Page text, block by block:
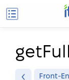
Front-